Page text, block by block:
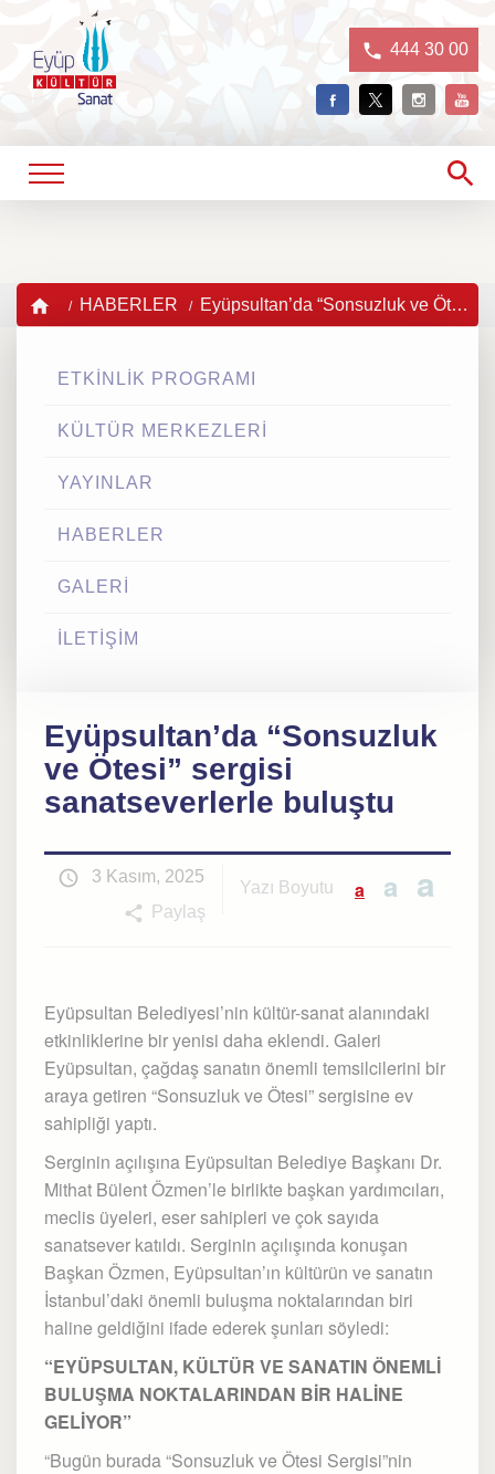
444 30 00
HABERLER Eyüpsultan’da “Sonsuzluk ve Ötesi” sergisi sanatseverlerle buluştu
ETKİNLİK PROGRAMI
KÜLTÜR MERKEZLERİ
YAYINLAR
HABERLER
GALERİ
İLETİŞİM
Eyüpsultan’da “Sonsuzluk
ve Ötesi” sergisi
sanatseverlerle buluştu
3 Kasım, 2025
Yazı Boyutu a a a
Paylaş
Eyüpsultan Belediyesi’nin kültür-sanat alanındaki
etkinliklerine bir yenisi daha eklendi. Galeri
Eyüpsultan, çağdaş sanatın önemli temsilcilerini bir
araya getiren “Sonsuzluk ve Ötesi” sergisine ev
sahipliği yaptı.
Serginin açılışına Eyüpsultan Belediye Başkanı Dr.
Mithat Bülent Özmen’le birlikte başkan yardımcıları,
meclis üyeleri, eser sahipleri ve çok sayıda
sanatsever katıldı. Serginin açılışında konuşan
Başkan Özmen, Eyüpsultan’ın kültürün ve sanatın
İstanbul’daki önemli buluşma noktalarından biri
haline geldiğini ifade ederek şunları söyledi:
“EYÜPSULTAN, KÜLTÜR VE SANATIN ÖNEMLİ
BULUŞMA NOKTALARINDAN BİR HALİNE
GELİYOR”
“Bugün burada “Sonsuzluk ve Ötesi Sergisi”nin